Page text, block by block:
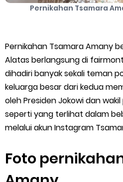
Pernikahan Tsamara
Pernikahan Tsamara Amany
Alatas berlangsung di
dihadiri banyak sekali teman
keluarga besar dari kedua
oleh Presiden Jokowi dan
seperti yang terlihat dalam
melalui akun Instagram
Foto